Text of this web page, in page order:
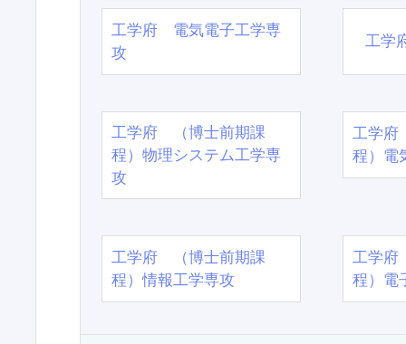
工学府 電気電子工学専
攻
工学
工学府 （博士前期課
程）物理システム工学専
攻
工学
程）電
工学府 （博士前期課
程）情報工学専攻
工学
程）電